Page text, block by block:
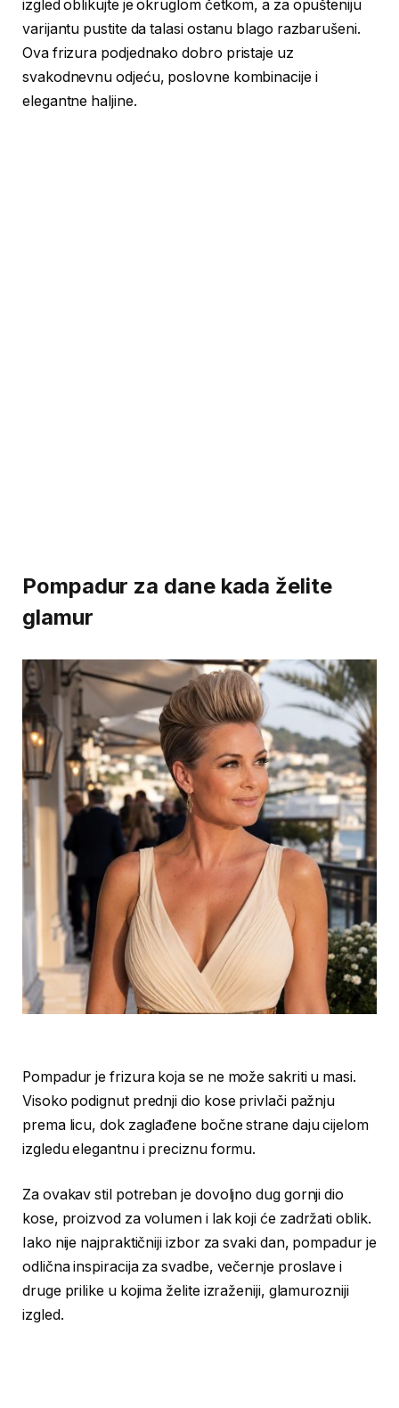
izgled oblikujte je okruglom četkom, a za opušteniju
varijantu pustite da talasi ostanu blago razbarušeni.
Ova frizura podjednako dobro pristaje uz
svakodnevnu odjeću, poslovne kombinacije i
elegantne haljine.
Pompadur za dane kada želite
glamur
Pompadur je frizura koja se ne može sakriti u masi.
Visoko podignut prednji dio kose privlači pažnju
prema licu, dok zaglađene bočne strane daju cijelom
izgledu elegantnu i preciznu formu.
Za ovakav stil potreban je dovoljno dug gornji dio
kose, proizvod za volumen i lak koji će zadržati oblik.
Iako nije najpraktičniji izbor za svaki dan, pompadur je
odlična inspiracija za svadbe, večernje proslave i
druge prilike u kojima želite izraženiji, glamurozniji
izgled.